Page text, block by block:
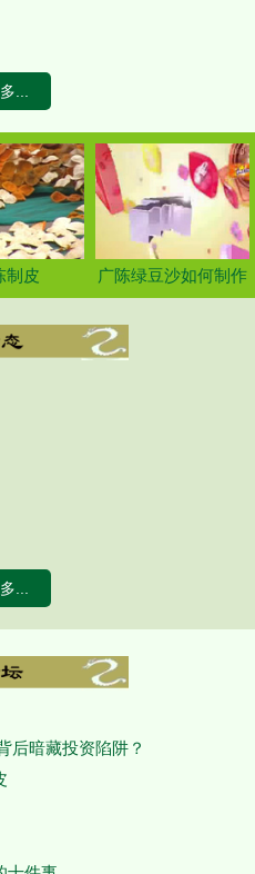
...
制皮 广陈绿豆沙如何制作
...
后暗藏投资陷阱？